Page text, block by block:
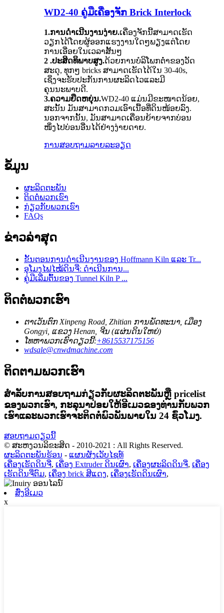
WD2-40 ຄູ່ມືເຄື່ອງຈັກ Brick Interlock
1.ການດໍາເນີນງານງ່າຍ.ເຄື່ອງຈັກນີ້ສາມາດເຮັດ
ວຽກໄດ້ໂດຍຜູ້ອອກແຮງງານໃດໆພຽງແຕ່ໂດຍ
ການເອື່ອຍໃນເວລາສັ້ນໆ
2 .ປະສິດທິພາບສູງ.ດ້ວຍການບໍລິໂພກຕ່ໍາຂອງວັດ
ສະດຸ, ທຸກໆ bricks ສາມາດເຮັດໄດ້ໃນ 30-40s,
ເຊິ່ງຈະຮັບປະກັນການຜະລິດໄວແລະມີ
ຄຸນນະພາບດີ.
3.ຄວາມຍືດຫຍຸ່ນ.WD2-40 ແມ່ນມີຂະໜາດນ້ອຍ,
ສະນັ້ນ ມັນສາມາດກວມເອົາເນື້ອທີ່ດິນໜ້ອຍລົງ.
ນອກຈາກນັ້ນ, ມັນສາມາດເຄື່ອນຍ້າຍຈາກບ່ອນ
ໜຶ່ງໄປບ່ອນອື່ນໄດ້ຢ່າງງ່າຍດາຍ.
ການສອບຖາມລາຍລະອຽດ
ຂໍ້ມູນ
ຜະລິດຕະພັນ
ຕິດຕໍ່ພວກເຮົາ
ກ່ຽວກັບພວກເຮົາ
FAQs
ຂ່າວລ່າສຸດ
ຂັ້ນຕອນການດໍາເນີນງານຂອງ Hoffmann Kiln ແລະ Tr...
ອຸ​ໂມງ​ໄຟ​ໄໝ້​ດິນ​ຈີ່: ດຳ​ເນີນ​ການ...
ຄູ່ມືເລີ່ມຕົ້ນຂອງ Tunnel Kiln P ...
ຕິດຕໍ່ພວກເຮົາ
ຕາ​ເວັນ​ຕົກ Xinpeng Road​, Zhitian ການ​ພັດ​ທະ​ນາ​, ເມືອງ
Gongyi​, ແຂວງ Henan​, ຈີນ (ແຜ່ນ​ດິນ​ໃຫຍ່​)
ໂທຫາພວກເຮົາດຽວນີ້:+8615537175156
wdsale@cnwdmachine.com
ຕິດຕາມພວກເຮົາ
ສໍາ​ລັບ​ການ​ສອບ​ຖາມ​ກ່ຽວ​ກັບ​ຜະ​ລິດ​ຕະ​ພັນ​ຫຼື pricelist
ຂອງ​ພວກ​ເຮົາ​, ກະ​ລຸ​ນາ​ປ່ອຍ​ໃຫ້​ອີ​ເມວ​ຂອງ​ທ່ານ​ກັບ​ພວກ​
ເຮົາ​ແລະ​ພວກ​ເຮົາ​ຈະ​ຕິດ​ຕໍ່​ພົວ​ພັນ​ພາຍ​ໃນ 24 ຊົ່ວ​ໂມງ​.
ສອບຖາມດຽວນີ້
© ສະຫງວນລິຂະສິດ - 2010-2021 : All Rights Reserved.
ຜະລິດຕະພັນຮ້ອນ - ແຜນຜັງເວັບໄຊທ໌
ເຄື່ອງເຮັດດິນຈີ່, ເຄື່ອງ Extruder ດິນເຜົາ, ເຄື່ອງຜະລິດດິນຈີ່, ເຄື່ອງ
ເຮັດດິນຈີ່ຕົມ, ເຄື່ອງ brick ສີແດງ, ເຄື່ອງເຮັດດິນເຜົາ,
ສົ່ງອີເມວ
x